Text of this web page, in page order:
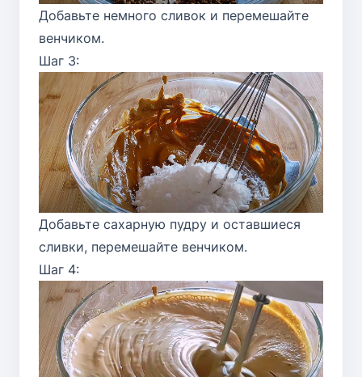
Добавьте немного сливок и перемешайте
венчиком.
Шаг 3:
Добавьте сахарную пудру и оставшиеся
сливки, перемешайте венчиком.
Шаг 4: